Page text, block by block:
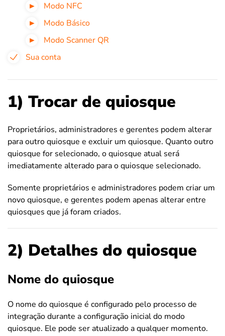
Modo NFC
Modo Básico
Modo Scanner QR
Sua conta
1) Trocar de quiosque
Proprietários, administradores e gerentes podem alterar
para outro quiosque e excluir um quiosque. Quanto outro
quiosque for selecionado, o quiosque atual será
imediatamente alterado para o quiosque selecionado.
Somente proprietários e administradores podem criar um
novo quiosque, e gerentes podem apenas alterar entre
quiosques que já foram criados.
2) Detalhes do quiosque
Nome do quiosque
O nome do quiosque é configurado pelo processo de
integração durante a configuração inicial do modo
quiosque. Ele pode ser atualizado a qualquer momento.